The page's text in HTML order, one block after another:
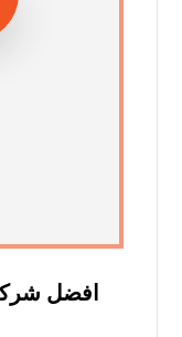
افضل